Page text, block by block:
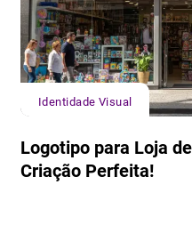
Identidade Visual
Logotipo para Loja
Criação Perfeita!